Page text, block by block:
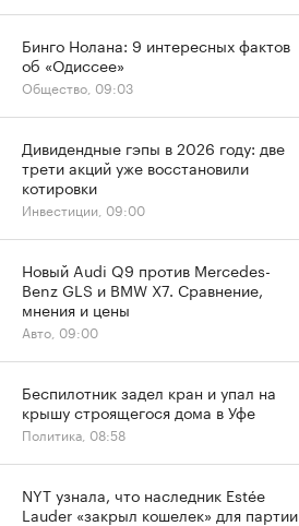
Бинго Нолана: 9 интересных фактов
об «Одиссее»
Общество, 09:03
Дивидендные гэпы в 2026 году: две
трети акций уже восстановили
котировки
Инвестиции, 09:00
Новый Audi Q9 против Mercedes-
Benz GLS и BMW X7. Сравнение,
мнения и цены
Авто, 09:00
Беспилотник задел кран и упал на
крышу строящегося дома в Уфе
Политика, 08:58
NYT узнала, что наследник Estée
Lauder «закрыл кошелек» для партии